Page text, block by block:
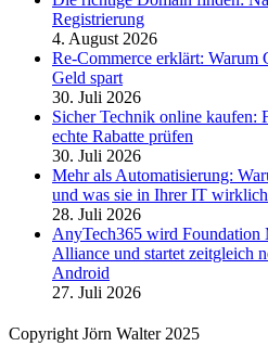
Registrierung
4. August 2026
Re-Commerce erklärt: Warum
Geld spart
30. Juli 2026
Sicher Technik online kaufen:
echte Rabatte prüfen
30. Juli 2026
Mehr als Automatisierung:
und was sie in Ihrer IT
28. Juli 2026
AnyTech365 wird Foundation
Alliance und startet zeitgleich
Android
27. Juli 2026
Copyright Jörn Walter 2025